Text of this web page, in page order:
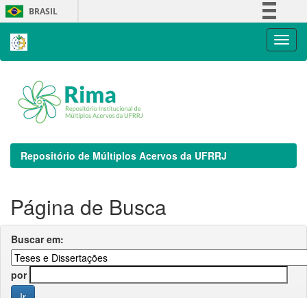
Skip
navigation
BRASIL
Repositório de Múltiplos Acervos da UFRRJ
Página de Busca
Buscar em:
por